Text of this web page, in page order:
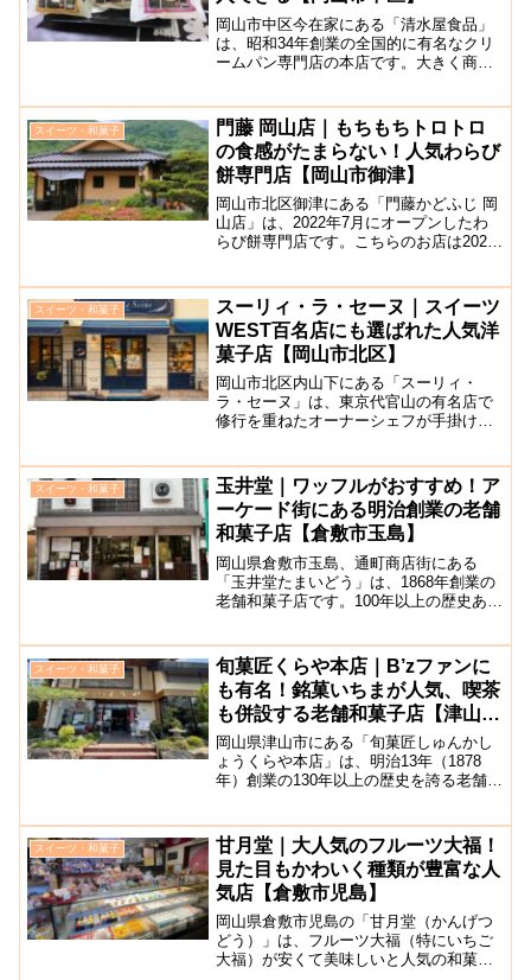
岡山市中区今在家にある「清水屋食品」
は、昭和34年創業の全国的に有名なクリ
ームパン専門店の本店です。大きく商品
で贅沢にサンドした「清水屋バーガ
ー」、わらび餅や小倉パイ...
スイーツ・和菓子
門藤 岡山店｜もちもちトロトロ
の食感がたまらない！人気わらび
餅専門店【岡山市御津】
岡山市北区御津にある「門藤かどふじ 岡
山店」は、2022年7月にオープンしたわ
らび餅専門店です。こちらのお店は2021
す。こちらのお店で販売されているわら
び餅には、...
スイーツ・和菓子
スーリィ・ラ・セーヌ｜スイーツ
WEST百名店にも選ばれた人気洋
菓子店【岡山市北区】
岡山市北区内山下にある「スーリィ・
ラ・セーヌ」は、東京代官山の有名店で
修行を重ねたオーナーシェフが手掛ける
しゃれな外観になっており、店内は落ち
着いたクラシックな雰囲気が...
スイーツ・和菓子
玉井堂｜ワッフルがおすすめ！ア
ーケード街にある明治創業の老舗
和菓子店【倉敷市玉島】
岡山県倉敷市玉島、通町商店街にある
「玉井堂たまいどう」は、1868年創業の
老舗和菓子店です。100年以上の歴史ある
取り上げられたことのあるこちらのお店
では、備中松山城主...
スイーツ・和菓子
旬菓匠くらや本店｜B’zファンに
も有名！銘菓いちまが人気、喫茶
も併設する老舗和菓子店【津山
市】
岡山県津山市にある「旬菓匠しゅんかし
ょうくらや本店」は、明治13年（1878
年）創業の130年以上の歴史を誇る老舗和
五代目社長の稲葉伸次氏は、B'zのボーカ
ル・稲葉...
スイーツ・和菓子
甘月堂｜大人気のフルーツ大福！
見た目もかわいく種類が豊富な人
気店【倉敷市児島】
岡山県倉敷市児島の「甘月堂（かんげつ
どう）」は、フルーツ大福（特にいちご
大福）が安くて美味しいと人気の和菓子